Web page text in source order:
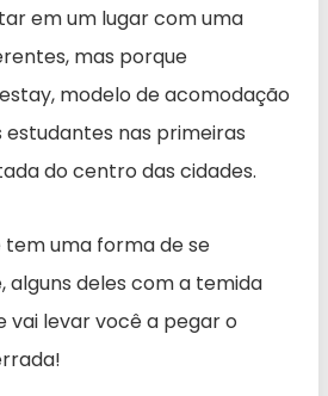
em um lugar com uma
mas porque
modelo de acomodação
estudantes nas primeiras
do centro das cidades.
tem uma forma de se
alguns deles com a temida
vai levar você a pegar o